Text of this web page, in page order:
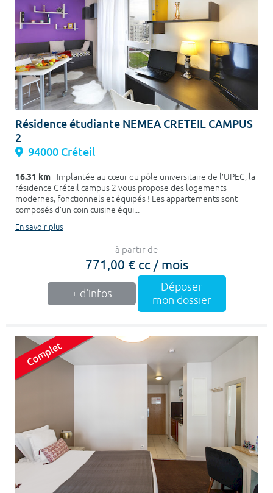
Résidence étudiante NEMEA CRETEIL CAMPUS
2
94000 Créteil
16.31 km- Implantée au cœur du pôle universitaire de l’UPEC, la
résidence Créteil campus 2 vous propose des logements
modernes, fonctionnels et équipés ! Les appartements sont
composés d’un coin cuisine équi...
En savoir plus
à partir de
771,00 € cc / mois
+ d'infos
Déposer
mon dossier